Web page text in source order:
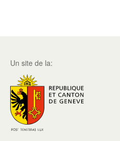
Un site de la: